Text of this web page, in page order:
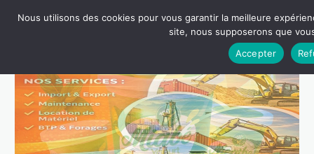
Nous utilisons des cookies pour vous garantir la meilleure
site, nous supposerons que
Accepter